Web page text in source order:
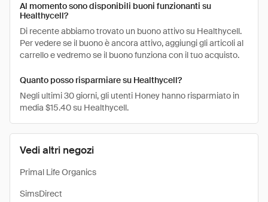
Vedi altri negozi
Primal Life Organics
SimsDirect
Al momento sono disponibili buoni funzionanti su
Healthycell?
Di recente abbiamo trovato un buono attivo su Healthycell.
Per vedere se il buono è ancora attivo, aggiungi gli articoli al
carrello e vedremo se il buono funziona con il tuo acquisto.
Quanto posso risparmiare su Healthycell?
Negli ultimi 30 giorni, gli utenti Honey hanno risparmiato in
media $15.40 su Healthycell.